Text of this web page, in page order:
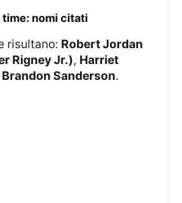
time: nomi citati
risultano: Robert Jordan
Rigney Jr.), Harriet
Brandon Sanderson.